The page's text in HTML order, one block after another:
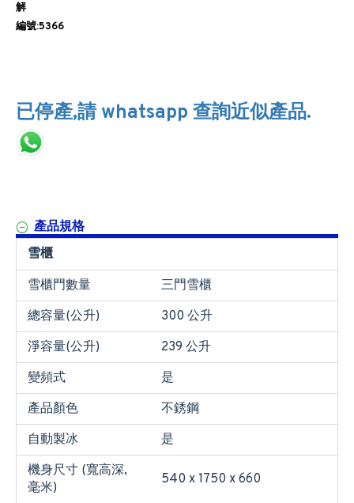
解
編號:5366
已停產,請 whatsapp 查詢近似產品.
產品規格
雪櫃
雪櫃門數量
三門雪櫃
總容量(公升)
300 公升
淨容量(公升)
239 公升
變頻式
是
產品顏色
不銹鋼
自動製冰
是
機身尺寸 (寬高深,
毫米)
540 x 1750 x 660